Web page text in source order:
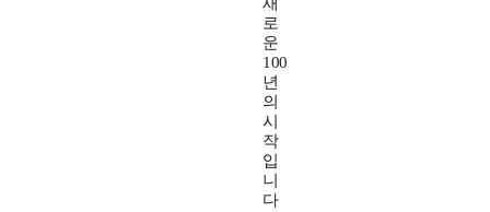
새
로
운
100
년
의
시
작
입
니
다